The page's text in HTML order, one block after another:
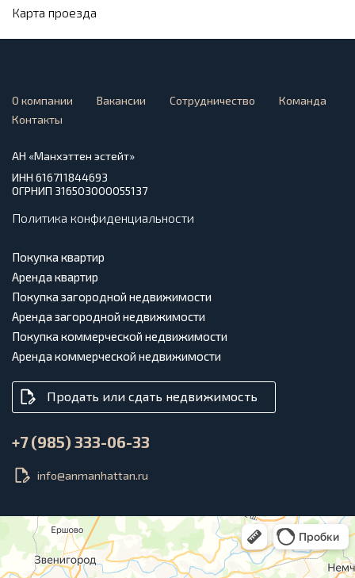
Карта проезда
О компании Вакансии Сотрудничество
Команда
Контакты
АН «Манхэттен эстейт»
ИНН 616711844693
ОГРНИП 316503000055137
Политика конфиденциальности
Покупка квартир
Аренда квартир
Покупка загородной недвижимости
Аренда загородной недвижимости
Покупка коммерческой недвижимости
Аренда коммерческой недвижимости
Продать или сдать недвижимость
+7 (985) 333-06-33
info@anmanhattan.ru